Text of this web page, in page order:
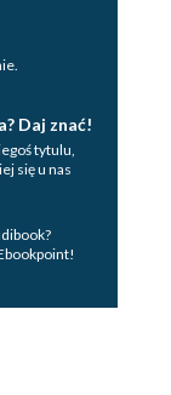
Daj znać!
tytulu,
się u nas